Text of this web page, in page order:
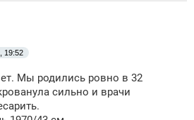
19:52
Мы родились ровно в 32
сильно и врачи